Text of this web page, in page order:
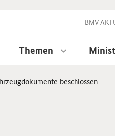
BMV
Themen
beschlossen